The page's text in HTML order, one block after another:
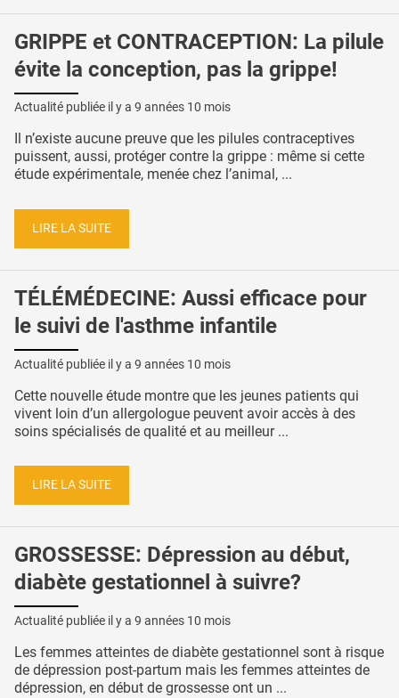
GRIPPE et CONTRACEPTION: La pilule
évite la conception, pas la grippe!
Actualité publiée il y a 9 années 10 mois
Il n’existe aucune preuve que les pilules contraceptives
puissent, aussi, protéger contre la grippe : même si cette
étude expérimentale, menée chez l’animal, ...
LIRE LA SUITE
TÉLÉMÉDECINE: Aussi efficace pour
le suivi de l'asthme infantile
Actualité publiée il y a 9 années 10 mois
Cette nouvelle étude montre que les jeunes patients qui
vivent loin d’un allergologue peuvent avoir accès à des
soins spécialisés de qualité et au meilleur ...
LIRE LA SUITE
GROSSESSE: Dépression au début,
diabète gestationnel à suivre?
Actualité publiée il y a 9 années 10 mois
Les femmes atteintes de diabète gestationnel sont à risque
de dépression post-partum mais les femmes atteintes de
dépression, en début de grossesse ont un ...